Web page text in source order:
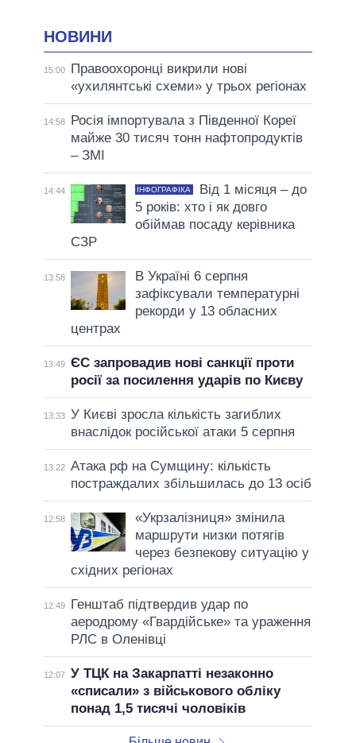
НОВИНИ
15:00
Правоохоронці викрили нові
«ухилянтські схеми» у трьох регіонах
14:58
Росія імпортувала з Південної Кореї
майже 30 тисяч тонн нафтопродуктів
– ЗМІ
14:44 ІНФОГРАФІКА
Від 1 місяця – до
5 років: хто і як довго
обіймав посаду керівника
СЗР
13:58
В Україні 6 серпня
зафіксували температурні
рекорди у 13 обласних
центрах
13:49 ЄС запровадив нові санкції проти
росії за посилення ударів по Києву
13:33 У Києві зросла кількість загиблих
внаслідок російської атаки 5 серпня
13:22 Атака рф на Сумщину: кількість
постраждалих збільшилась до 13 осіб
12:58
«Укрзалізниця» змінила
маршрути низки потягів
через безпекову ситуацію у
східних регіонах
12:49
Генштаб підтвердив удар по
аеродрому «Гвардійське» та ураження
РЛС в Оленівці
12:07 У ТЦК на Закарпатті незаконно
«списали» з військового обліку
понад 1,5 тисячі чоловіків